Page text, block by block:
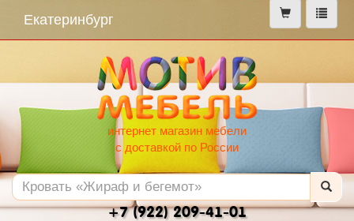
меню
Екатеринбург
интернет магазин мебели
с доставкой по России
+7 (922) 209-41-01